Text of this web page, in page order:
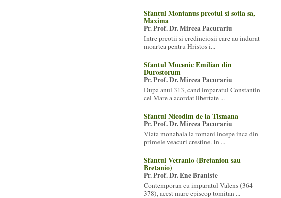
Sfantul Montanus preotul si sotia sa,
Maxima
Pr. Prof. Dr. Mircea Pacurariu
Intre preotii si credinciosii care au indurat
moartea pentru Hristos i...
Sfantul Mucenic Emilian din
Durostorum
Pr. Prof. Dr. Mircea Pacurariu
Dupa anul 313, cand imparatul Constantin
cel Mare a acordat libertate ...
Sfantul Nicodim de la Tismana
Pr. Prof. Dr. Mircea Pacurariu
Viata monahala la romani incepe inca din
primele veacuri crestine. In ...
Sfantul Vetranio (Bretanion sau
Bretanio)
Pr. Prof. Dr. Ene Braniste
Contemporan cu imparatul Valens (364-
378), acest mare episcop tomitan ...